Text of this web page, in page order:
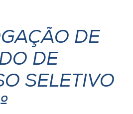
DE
DE
SELETIVO